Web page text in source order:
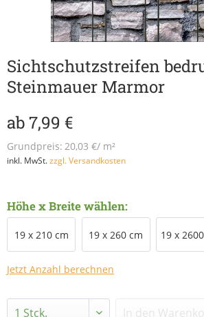
Sichtschutzstreifen
Steinmauer Marmor
ab 7,99 €
Grundpreis: 20,03 €/ m²
inkl. MwSt.zzgl. Versandkosten
Höhe x Breite wählen:
19 x 210 cm 19 x 260 cm 19 x
Jetzt Anzahl berechnen
In den